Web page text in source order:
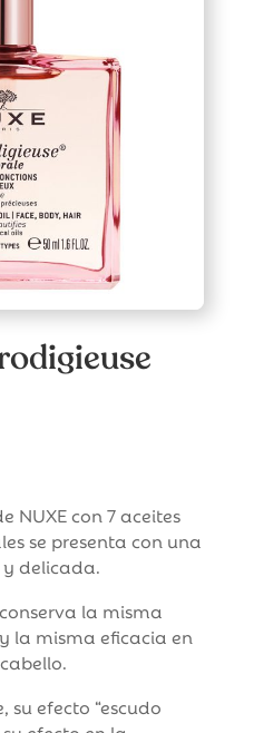
NUXE con 7 aceites
se presenta con una
delicada.
la misma
la misma eficacia en
efecto “escudo